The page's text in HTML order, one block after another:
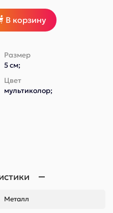
В корзину
Размер
5 см;
Цвет
мультиколор;
Металл